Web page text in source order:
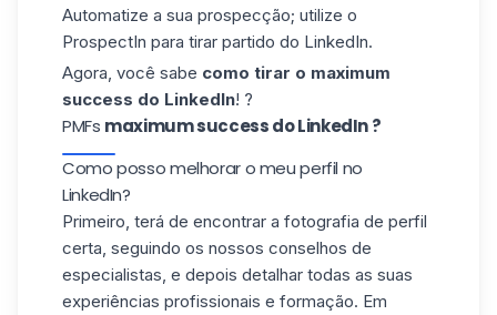
Automatize a sua prospecção; utilize o
ProspectIn para tirar partido do LinkedIn.
Agora, você sabe como tirar o maximum
success do LinkedIn! ?
PMFs maximum success do LinkedIn ?
Como posso melhorar o meu perfil no
LinkedIn?
Primeiro, terá de encontrar a fotografia de perfil
certa, seguindo os nossos conselhos de
especialistas, e depois detalhar todas as suas
experiências profissionais e formação. Em